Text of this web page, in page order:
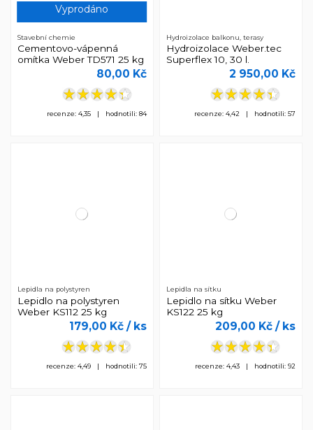
Vyprodáno
Stavební chemie
Cementovo-vápenná
omítka Weber TD571 25 kg
80,00 Kč
recenze: 4,35 | hodnotili: 84
Hydroizolace balkonu, terasy
Hydroizolace Weber.tec
Superflex 10, 30 l.
2 950,00 Kč
recenze: 4,42 | hodnotili: 57
Lepidla na polystyren
Lepidlo na polystyren
Weber KS112 25 kg
179,00 Kč / ks
recenze: 4,49 | hodnotili: 75
Lepidla na sítku
Lepidlo na sítku Weber
KS122 25 kg
209,00 Kč / ks
recenze: 4,43 | hodnotili: 92